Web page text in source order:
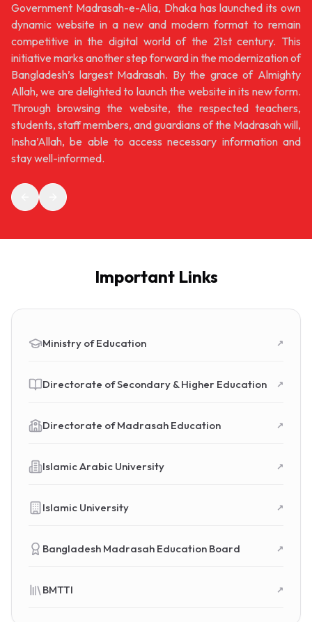
Government Madrasah-e-Alia, Dhaka has launched its own
dynamic website in a new and modern format to remain
competitive in the digital world of the 21st century. This
initiative marks another step forward in the modernization of
Bangladesh’s largest Madrasah. By the grace of Almighty
Allah, we are delighted to launch the website in its new form.
Through browsing the website, the respected teachers,
students, staff members, and guardians of the Madrasah will,
Insha’Allah, be able to access necessary information and
stay well-informed.
Important Links
Ministry of Education ↗
Directorate of Secondary & Higher Education ↗
Directorate of Madrasah Education ↗
Islamic Arabic University ↗
Islamic University ↗
Bangladesh Madrasah Education Board ↗
BMTTI ↗